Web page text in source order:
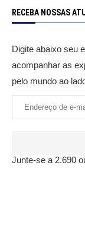
RECEBA NOSSAS
Digite abaixo seu
acompanhar as
pelo mundo ao
Junte-se a 2.690